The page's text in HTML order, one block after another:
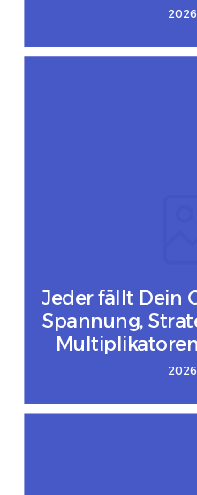
Jeder fällt Dein
Spannung,